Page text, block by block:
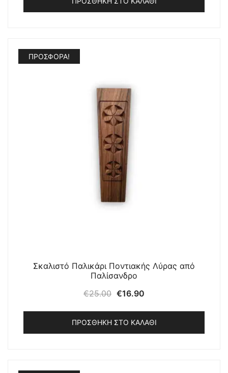
ΠΡΟΣΦΟΡΆ!
Σκαλιστό Παλικάρι Ποντιακής Λύρας από
Παλίσανδρο
€25.00 Original
was:
€25.00.
€16.90
τιμή
είναι:
ΠΡΟΣΘΉΚΗ ΣΤΟ ΚΑΛΆΘΙ